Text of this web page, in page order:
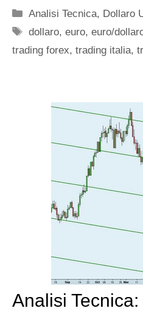
Categorie
Analisi Tecnica, Dollaro
Tag
dollaro,euro,euro/
trading forex, trading italia,
Analisi